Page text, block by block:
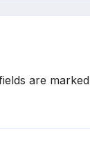
are marked